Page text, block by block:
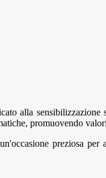
alla
promuovendo
preziosa